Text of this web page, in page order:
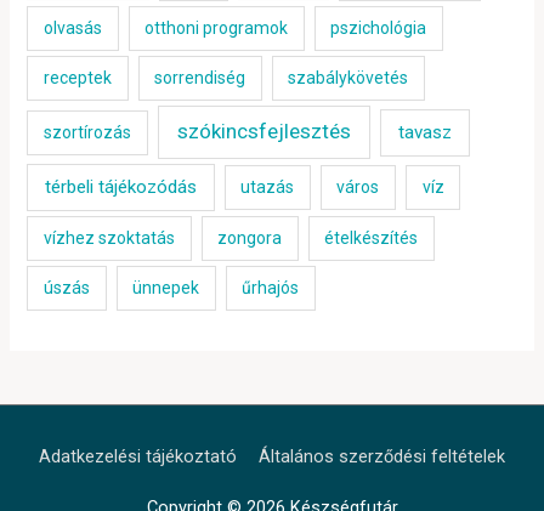
olvasás otthoni programok pszichológia
receptek sorrendiség szabálykövetés
szortírozás szókincsfejlesztés tavasz
térbeli tájékozódás utazás város víz
vízhez szoktatás zongora ételkészítés
úszás ünnepek űrhajós
Adatkezelési tájékoztató Általános szerződési feltételek